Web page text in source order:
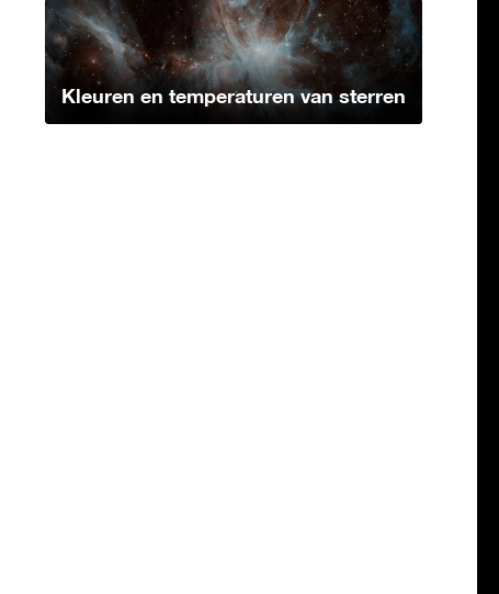
Kleuren en temperaturen van sterren